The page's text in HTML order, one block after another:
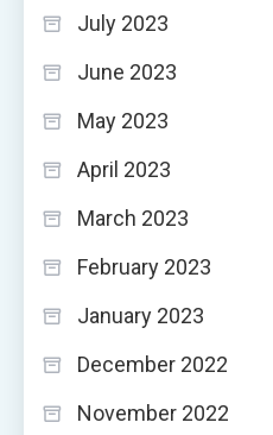
July 2023
June 2023
May 2023
April 2023
March 2023
February 2023
January 2023
December 2022
November 2022